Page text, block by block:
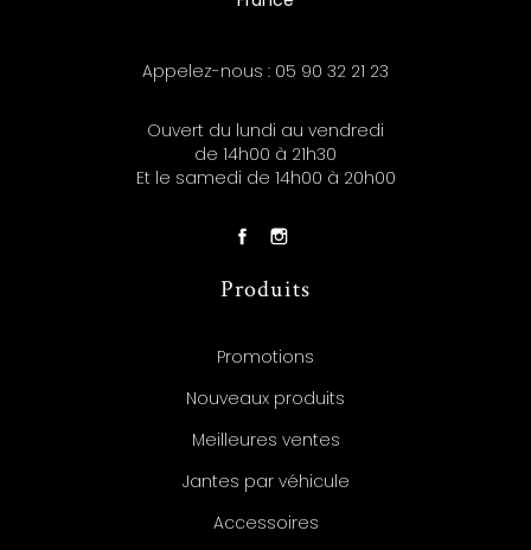
Appelez-nous : 05 90 32 21 23
Ouvert du lundi au vendredi
de 14h00 à 21h30
Et le samedi de 14h00 à 20h00
Produits
Promotions
Nouveaux produits
Meilleures ventes
Jantes par véhicule
Accessoires